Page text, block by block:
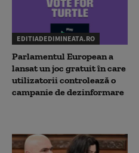
EDITIADEDIMINEATA.RO
Parlamentul European a
lansat un joc gratuit în care
utilizatorii controlează o
campanie de dezinformare